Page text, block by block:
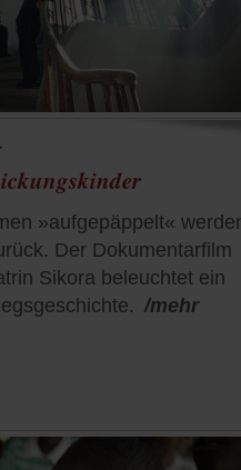
»aufgepäppelt«
Der Dokumentarfilm
Sikora beleuchtet ein
/mehr